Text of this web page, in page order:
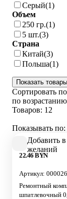
Серый(1)
Объем
250 гр.(1)
5 шт.(3)
Страна
Китай(3)
Польша(1)
Показать товары
Сортировать по
по возрастанию
Товаров: 12
Показывать по:
22.46 BYN
Артикул:
Ремонтный
шпатлевочный
Добавить
желаний